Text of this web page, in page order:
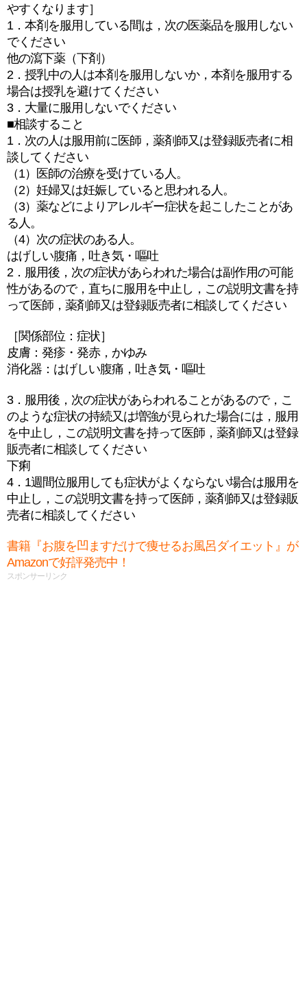
やすくなります］
1．本剤を服用している間は，次の医薬品を服用しない
でください
他の瀉下薬（下剤）
2．授乳中の人は本剤を服用しないか，本剤を服用する
場合は授乳を避けてください
3．大量に服用しないでください
■相談すること
1．次の人は服用前に医師，薬剤師又は登録販売者に相
談してください
（1）医師の治療を受けている人。
（2）妊婦又は妊娠していると思われる人。
（3）薬などによりアレルギー症状を起こしたことがあ
る人。
（4）次の症状のある人。
はげしい腹痛，吐き気・嘔吐
2．服用後，次の症状があらわれた場合は副作用の可能
性があるので，直ちに服用を中止し，この説明文書を持
って医師，薬剤師又は登録販売者に相談してください
［関係部位：症状］
皮膚：発疹・発赤，かゆみ
消化器：はげしい腹痛，吐き気・嘔吐
3．服用後，次の症状があらわれることがあるので，こ
のような症状の持続又は増強が見られた場合には，服用
を中止し，この説明文書を持って医師，薬剤師又は登録
販売者に相談してください
下痢
4．1週間位服用しても症状がよくならない場合は服用を
中止し，この説明文書を持って医師，薬剤師又は登録販
売者に相談してください
書籍『お腹を凹ますだけで痩せるお風呂ダイエット』が
Amazonで好評発売中！
スポンサーリンク